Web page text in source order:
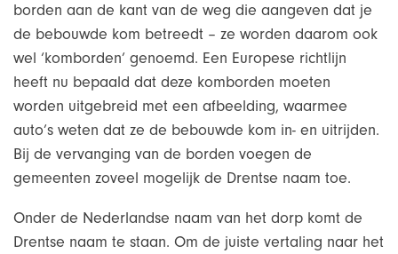
borden aan de kant van de weg die aangeven dat je
de bebouwde kom betreedt – ze worden daarom ook
wel ‘komborden’ genoemd. Een Europese richtlijn
heeft nu bepaald dat deze komborden moeten
worden uitgebreid met een afbeelding, waarmee
auto’s weten dat ze de bebouwde kom in- en uitrijden.
Bij de vervanging van de borden voegen de
gemeenten zoveel mogelijk de Drentse naam toe.
Onder de Nederlandse naam van het dorp komt de
Drentse naam te staan. Om de juiste vertaling naar het